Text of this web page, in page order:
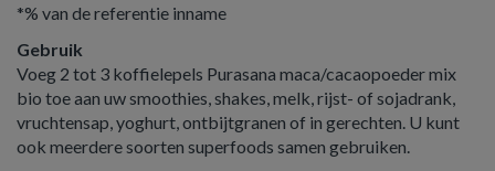
*% van de referentie inname
Gebruik
Voeg 2 tot 3 koffielepels Purasana maca/cacaopoeder mix
bio toe aan uw smoothies, shakes, melk, rijst- of sojadrank,
vruchtensap, yoghurt, ontbijtgranen of in gerechten. U kunt
ook meerdere soorten superfoods samen gebruiken.